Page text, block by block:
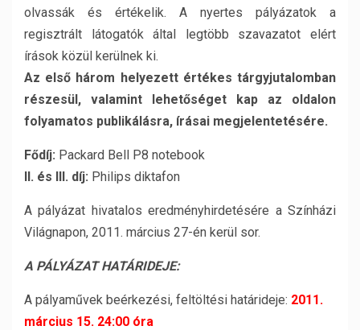
olvassák és értékelik. A nyertes pályázatok a
regisztrált látogatók által legtöbb szavazatot elért
írások közül kerülnek ki.
Az első három helyezett értékes tárgyjutalomban
részesül, valamint lehetőséget kap az oldalon
folyamatos publikálásra, írásai megjelentetésére.
Fődíj: Packard Bell P8 notebook
II. és III. díj: Philips diktafon
A pályázat hivatalos eredményhirdetésére a Színházi
Világnapon, 2011. március 27-én kerül sor.
A PÁLYÁZAT HATÁRIDEJE:
A pályaművek beérkezési, feltöltési határideje: 2011.
március 15. 24:00 óra